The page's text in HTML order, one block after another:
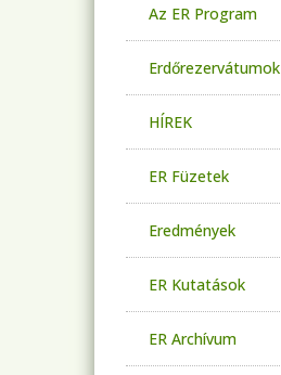
Az ER Program
Erdőrezervátumok
HÍREK
ER Füzetek
Eredmények
ER Kutatások
ER Archívum